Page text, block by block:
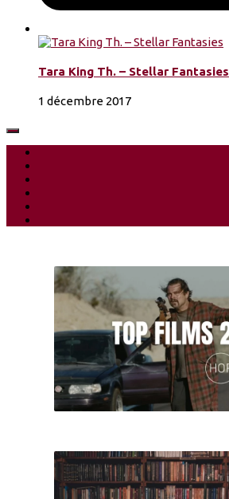
Tara King Th. – Stellar Fantasies
1 décembre 2017